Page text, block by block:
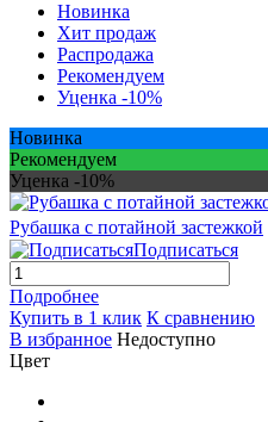
Новинка
Хит продаж
Распродажа
Рекомендуем
Уценка -10%
Новинка
Рекомендуем
Уценка -10%
Рубашка с потайной застежкой
Подписаться
Подробнее
Купить в 1 клик К сравнению
В избранное Недоступно
Цвет